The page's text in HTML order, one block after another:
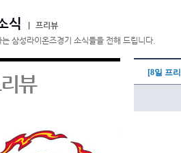
식
프리뷰
는 삼성라이온즈경기 소식들을 전해 드립니다.
뷰 [8일 프